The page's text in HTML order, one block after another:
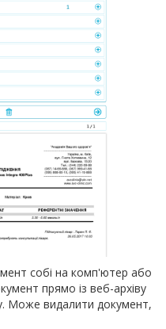
собі на комп'ютер або
прямо із веб-архіву
Може видалити документ,